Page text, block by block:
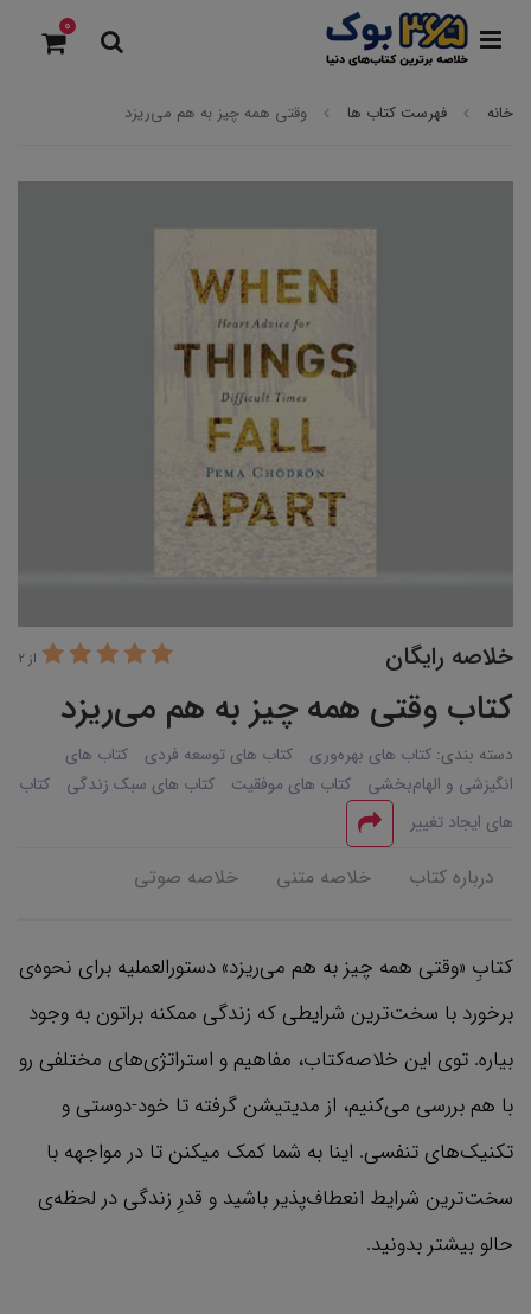
0
خانه فهرست کتاب ها وقتی همه چیز به هم می‌ریزد
خلاصه رایگان از 2
کتاب وقتی همه چیز به هم می‌ریزد
دسته بندی: کتاب های بهره‌وری کتاب های توسعه فردی
کتاب های
انگیزشی و الهام‌بخشی
کتاب های موفقیت کتاب های سبک زندگی
کتاب
های ایجاد تغییر
درباره کتاب خلاصه متنی خلاصه صوتی
کتابِ «وقتی همه چیز به هم می‌ریزد» دستورالعملیه برای نحوه‌ی
برخورد با سخت‌ترین شرایطی که زندگی ممکنه براتون به وجود
بیاره. توی این خلاصه‌کتاب، مفاهیم و استراتژی‌های مختلفی رو
با هم بررسی می‌کنیم، از مدیتیشن گرفته تا خود-دوستی و
تکنیک‌های تنفسی. اینا به شما کمک میکنن تا در مواجهه با
سخت‌ترین شرایط انعطاف‌پذیر باشید و قدرِ زندگی در لحظه‌ی
حالو بیشتر بدونید.